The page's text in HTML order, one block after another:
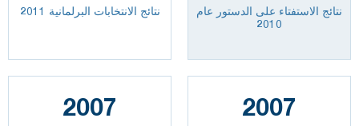
نتائج الانتخابات البرلمانية 2011
نتائج الاستفتاء على الدستور عام
2010
2007 2007